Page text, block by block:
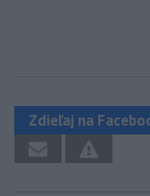
Zdieľaj na